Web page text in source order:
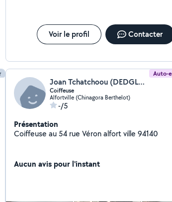
Voir le profil Contacter
Auto-
Joan Tchatchoou (DEDGLOW)
Coiffeuse
Alfortville (Chinagora Berthelot)
-/5
Présentation
Coiffeuse au 54 rue Véron alfort ville 94140
Aucun avis pour l'instant